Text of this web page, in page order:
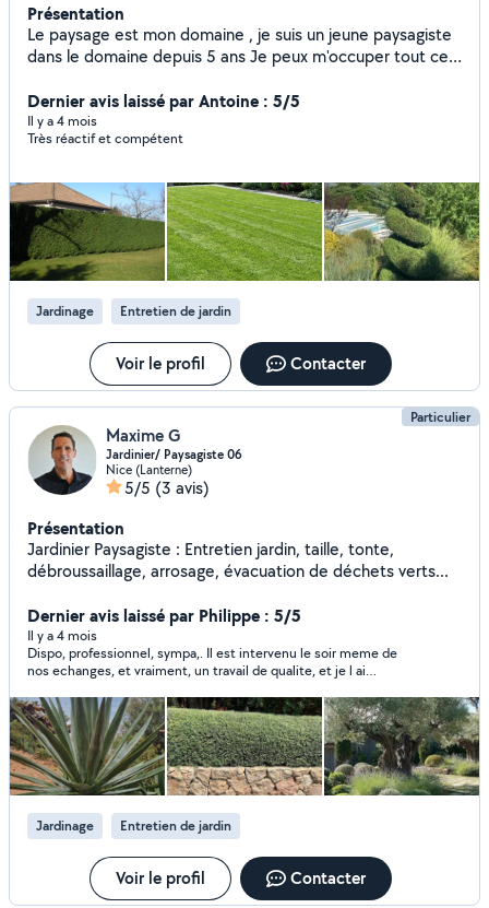
Présentation
Le paysage est mon domaine , je suis un jeune paysagiste
dans le domaine depuis 5 ans Je peux m'occuper tout ce
du nettoyage Hésitez pas à m'envoyer un message si vous
avez des questions ou besoin d'aide je suis toujours à
votre écoute
Dernier avis laissé par Antoine : 5/5
Il y a 4 mois
Très réactif et compétent
Jardinage Entretien de jardin
Voir le profil Contacter
Particulier
Maxime G
Jardinier/ Paysagiste 06
Nice (Lanterne)
5/5 (3 avis)
Présentation
Jardinier Paysagiste : Entretien jardin, taille, tonte,
débroussaillage, arrosage, évacuation de déchets verts...
Dernier avis laissé par Philippe : 5/5
Il y a 4 mois
Dispo, professionnel, sympa,. Il est intervenu le soir meme de
nos echanges, et vraiment, un travail de qualite, et je l ai
Jardinage Entretien de jardin
Voir le profil Contacter